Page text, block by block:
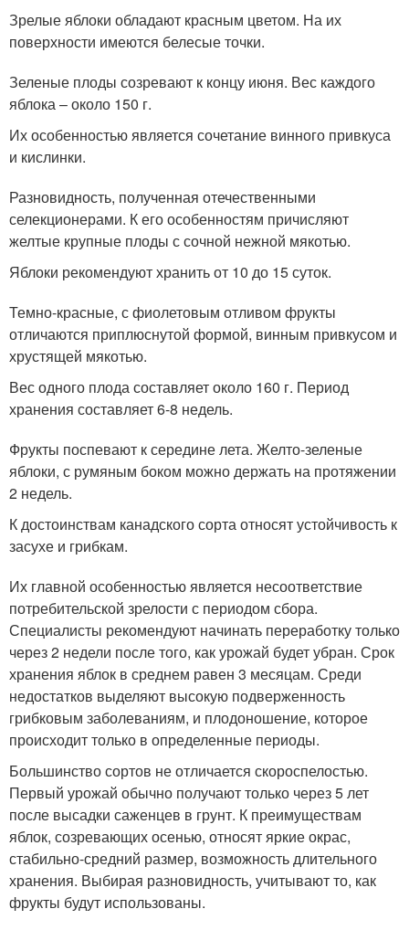
Зрелые яблоки обладают красным цветом. На их
поверхности имеются белесые точки.
Зеленые плоды созревают к концу июня. Вес каждого
яблока – около 150 г.
Их особенностью является сочетание винного привкуса
и кислинки.
Разновидность, полученная отечественными
селекционерами. К его особенностям причисляют
желтые крупные плоды с сочной нежной мякотью.
Яблоки рекомендуют хранить от 10 до 15 суток.
Темно-красные, с фиолетовым отливом фрукты
отличаются приплюснутой формой, винным привкусом и
хрустящей мякотью.
Вес одного плода составляет около 160 г. Период
хранения составляет 6-8 недель.
Фрукты поспевают к середине лета. Желто-зеленые
яблоки, с румяным боком можно держать на протяжении
2 недель.
К достоинствам канадского сорта относят устойчивость к
засухе и грибкам.
Их главной особенностью является несоответствие
потребительской зрелости с периодом сбора.
Специалисты рекомендуют начинать переработку только
через 2 недели после того, как урожай будет убран. Срок
хранения яблок в среднем равен 3 месяцам. Среди
недостатков выделяют высокую подверженность
грибковым заболеваниям, и плодоношение, которое
происходит только в определенные периоды.
Большинство сортов не отличается скороспелостью.
Первый урожай обычно получают только через 5 лет
после высадки саженцев в грунт. К преимуществам
яблок, созревающих осенью, относят яркие окрас,
стабильно-средний размер, возможность длительного
хранения. Выбирая разновидность, учитывают то, как
фрукты будут использованы.